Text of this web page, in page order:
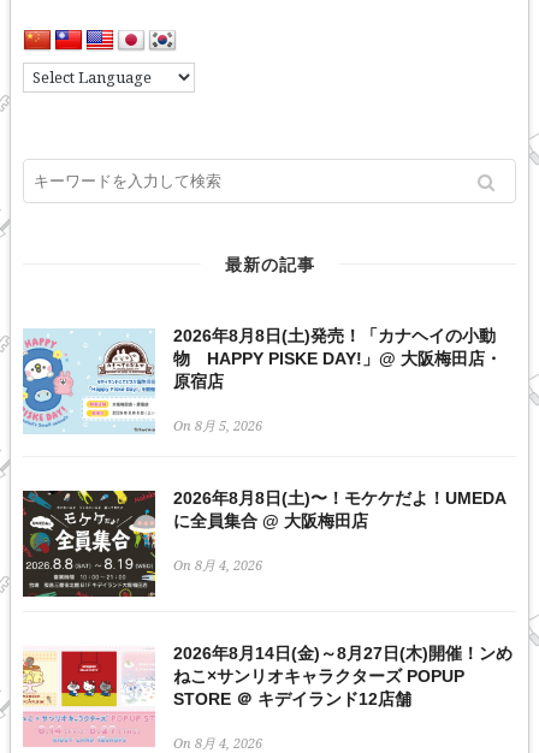
最新の記事
2026年8月8日(土)発売！「カナヘイの小動
物 HAPPY PISKE DAY!」@ 大阪梅田店・
原宿店
On 8月 5, 2026
2026年8月8日(土)〜！モケケだよ！UMEDA
に全員集合 @ 大阪梅田店
On 8月 4, 2026
2026年8月14日(金)～8月27日(木)開催！ンめ
ねこ×サンリオキャラクターズ POPUP
STORE ＠ キデイランド12店舗
On 8月 4, 2026